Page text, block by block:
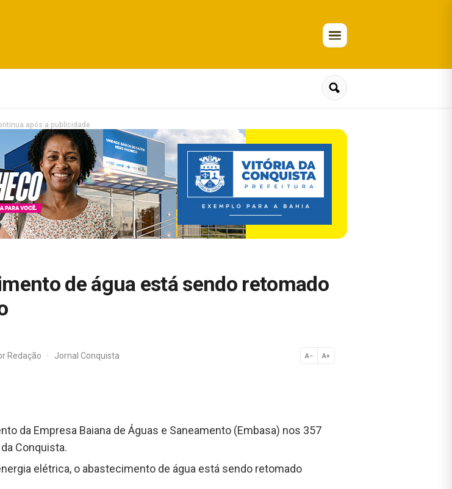
após a publicidade
de água está sendo retomado
Redação · Jornal Conquista A− A+
Normal
da Empresa Baiana de Águas e Saneamento (Embasa) nos 357
Conquista.
elétrica, o abastecimento de água está sendo retomado